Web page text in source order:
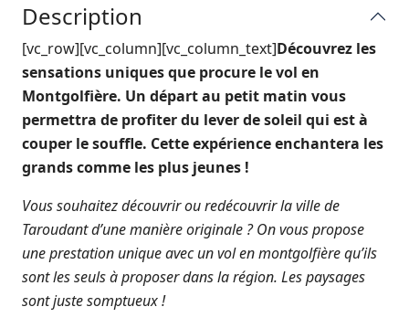
Description
[vc_row][vc_column][vc_column_text]Découvrez les
sensations uniques que procure le vol en
Montgolfière. Un départ au petit matin vous
permettra de profiter du lever de soleil qui est à
couper le souffle. Cette expérience enchantera les
grands comme les plus jeunes !
Vous souhaitez découvrir ou redécouvrir la ville de
Taroudant d’une manière originale ? On vous propose
une prestation unique avec un vol en montgolfière qu’ils
sont les seuls à proposer dans la région. Les paysages
sont juste somptueux !